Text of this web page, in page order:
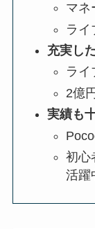
マネ
ライ
充実し
ライ
2億
実績も
初心
活躍